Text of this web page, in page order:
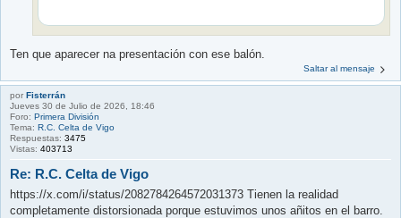
Ten que aparecer na presentación con ese balón.
Saltar al mensaje
por Fisterrán
Jueves 30 de Julio de 2026, 18:46
Foro: Primera División
Tema: R.C. Celta de Vigo
Respuestas: 3475
Vistas: 403713
Re: R.C. Celta de Vigo
https://x.com/i/status/2082784264572031373 Tienen la realidad
completamente distorsionada porque estuvimos unos añitos en el barro.